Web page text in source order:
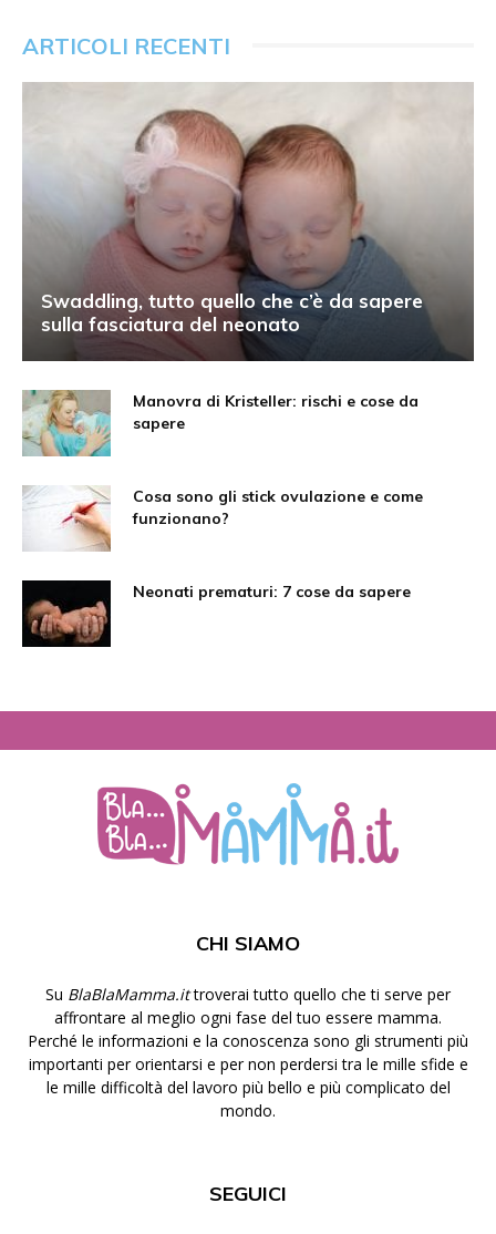
ARTICOLI RECENTI
Swaddling, tutto quello che c’è da sapere
sulla fasciatura del neonato
Manovra di Kristeller: rischi e cose da
sapere
Cosa sono gli stick ovulazione e come
funzionano?
Neonati prematuri: 7 cose da sapere
CHI SIAMO
Su BlaBlaMamma.ittroverai tutto quello che ti serve per
affrontare al meglio ogni fase del tuo essere mamma.
Perché le informazioni e la conoscenza sono gli strumenti più
importanti per orientarsi e per non perdersi tra le mille sfide e
le mille difficoltà del lavoro più bello e più complicato del
mondo.
SEGUICI